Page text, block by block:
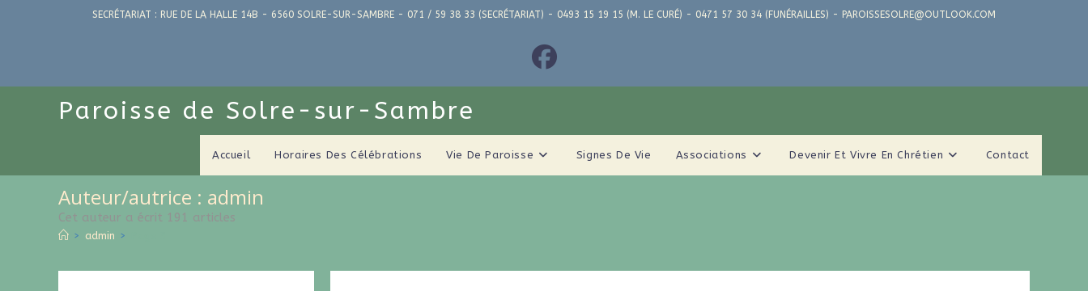
SECRÉTARIAT : RUE DE LA HALLE 14B - 6560 SOLRE-SUR-SAMBRE - 071 / 59 38 33 (SECRÉTARIAT) - 0493 15 19 15 (M. LE CURÉ) - 0471 57 30 34 (FUNÉRAILLES) - PAROISSESOLRE@OUTLOOK.COM
Paroisse de Solre-sur-Sambre
Accueil Horaires Des Célébrations Vie De Paroisse Signes De Vie Associations Devenir Et Vivre En Chrétien Contact
Auteur/autrice : admin
Cet auteur a écrit 191 articles
> admin >